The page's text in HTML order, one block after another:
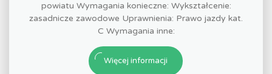
powiatu Wymagania konieczne: Wykształcenie:
zasadnicze zawodowe Uprawnienia: Prawo jazdy kat.
C Wymagania inne:
Więcej informacji